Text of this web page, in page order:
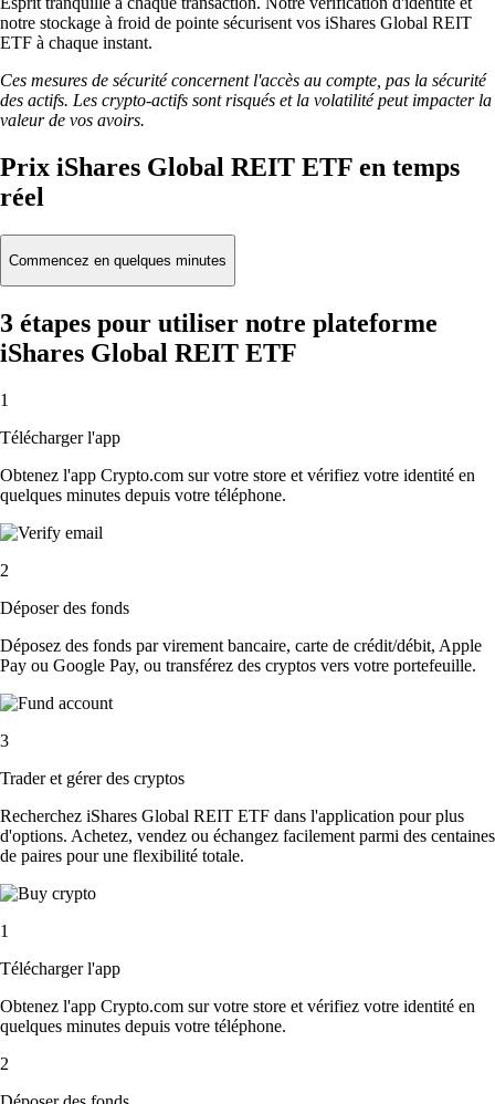
notre stockage à froid de pointe sécurisent vos iShares Global REIT
ETF à chaque instant.
Ces mesures de sécurité concernent l'accès au compte, pas la sécurité
des actifs. Les crypto-actifs sont risqués et la volatilité peut impacter la
valeur de vos avoirs.
Prix iShares Global REIT ETF en temps
réel
Commencez en quelques minutes
3 étapes pour utiliser notre plateforme
iShares Global REIT ETF
1
Télécharger l'app
Obtenez l'app Crypto.com sur votre store et vérifiez votre identité en
quelques minutes depuis votre téléphone.
2
Déposer des fonds
Déposez des fonds par virement bancaire, carte de crédit/débit, Apple
Pay ou Google Pay, ou transférez des cryptos vers votre portefeuille.
3
Trader et gérer des cryptos
Recherchez iShares Global REIT ETF dans l'application pour plus
d'options. Achetez, vendez ou échangez facilement parmi des centaines
de paires pour une flexibilité totale.
1
Télécharger l'app
Obtenez l'app Crypto.com sur votre store et vérifiez votre identité en
quelques minutes depuis votre téléphone.
2